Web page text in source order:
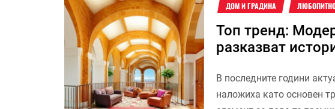
ДОМ И ГРАДИНА
Топ тренд:
разказват
В последните години
наложиха като основен